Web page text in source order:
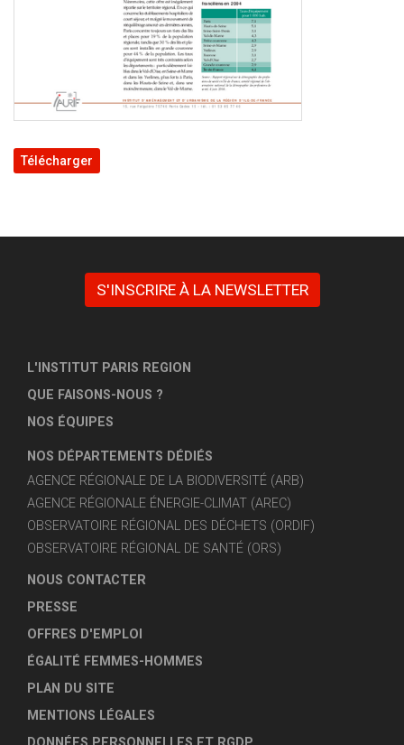
Télécharger
S'INSCRIRE À LA NEWSLETTER
L'INSTITUT PARIS REGION
QUE FAISONS-NOUS ?
NOS ÉQUIPES
NOS DÉPARTEMENTS DÉDIÉS
AGENCE RÉGIONALE DE LA BIODIVERSITÉ (ARB)
AGENCE RÉGIONALE ÉNERGIE-CLIMAT (AREC)
OBSERVATOIRE RÉGIONAL DES DÉCHETS (ORDIF)
OBSERVATOIRE RÉGIONAL DE SANTÉ (ORS)
NOUS CONTACTER
PRESSE
OFFRES D'EMPLOI
ÉGALITÉ FEMMES-HOMMES
PLAN DU SITE
MENTIONS LÉGALES